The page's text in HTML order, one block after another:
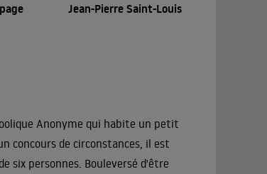
Jean-Pierre Saint-Louis
Anonyme qui habite un petit
concours de circonstances, il est
six personnes. Bouleversé d'être